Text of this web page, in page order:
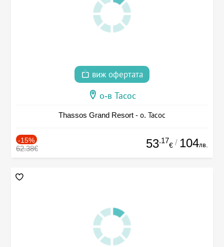
виж офертата
о-в Тасос
Thassos Grand Resort - о. Тасос
-15%
62.38€ 53.17
€ / 104лв.